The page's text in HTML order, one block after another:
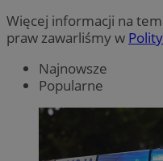
Więcej informacji na
praw zawarliśmy w
Najnowsze
Popularne